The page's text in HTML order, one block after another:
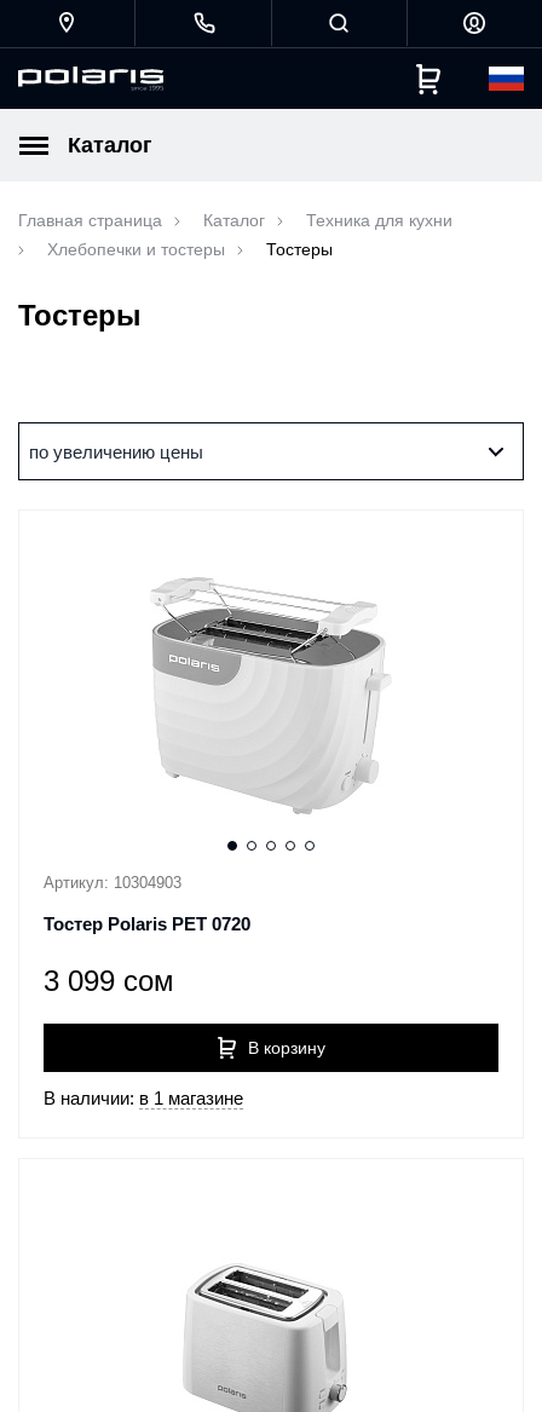
Каталог
Главная страница Каталог
Техника для кухни
Хлебопечки и тостеры
Тостеры
Тостеры
по увеличению цены
Артикул: 10304903
Тостер Polaris PET 0720
3 099 сом
В корзину
В наличии: в 1 магазине